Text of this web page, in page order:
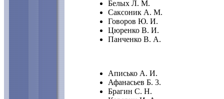
Белых Л. М.
Саксоник А. М.
Говоров Ю. И.
Цюренко В. И.
Панченко В. А.
Аписько А. И.
Афанасьев Б. 3.
Брагин С. Н.